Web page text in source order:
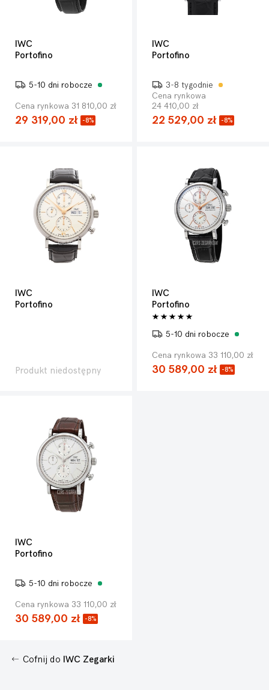
IWC
Portofino
5-10 dni robocze
Cena rynkowa 31 810,00 zł
29 319,00 zł -8%
IWC
Portofino
3-8 tygodnie
Cena rynkowa
24 410,00 zł
22 529,00 zł -8%
IWC
Portofino
Produkt niedostępny
IWC
Portofino
5-10 dni robocze
Cena rynkowa 33 110,00 zł
30 589,00 zł -8%
IWC
Portofino
5-10 dni robocze
Cena rynkowa 33 110,00 zł
30 589,00 zł -8%
Cofnij do IWC Zegarki